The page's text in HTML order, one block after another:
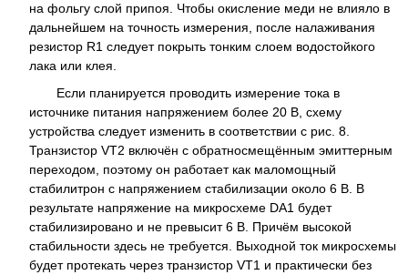
на фольгу слой припоя. Чтобы окисление меди не влияло в
дальнейшем на точность измерения, после налаживания
резистор R1 следует покрыть тонким слоем водостойкого
лака или клея.
Если планируется проводить измерение тока в
источнике питания напряжением более 20 В, схему
устройства следует изменить в соответствии с рис. 8.
Транзистор VT2 включён с обратносмещённым эмиттерным
переходом, поэтому он работает как маломощный
стабилитрон с напряжением стабилизации около 6 В. В
результате напряжение на микросхеме DA1 будет
стабилизировано и не превысит 6 В. Причём высокой
стабильности здесь не требуется. Выходной ток микросхемы
будет протекать через транзистор VT1 и практически без